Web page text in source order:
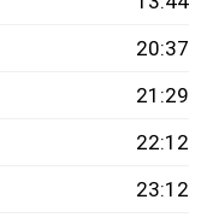
20:37
21:29
22:12
23:12